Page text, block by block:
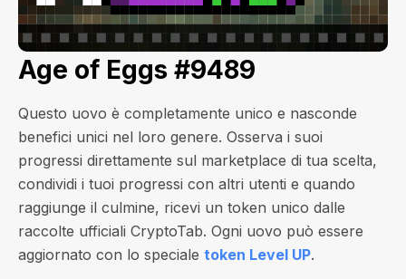
Age of Eggs #9489
Questo uovo è completamente unico e nasconde
benefici unici nel loro genere. Osserva i suoi
progressi direttamente sul marketplace di tua scelta,
condividi i tuoi progressi con altri utenti e quando
raggiunge il culmine, ricevi un token unico dalle
raccolte ufficiali CryptoTab. Ogni uovo può essere
aggiornato con lo speciale token Level UP.